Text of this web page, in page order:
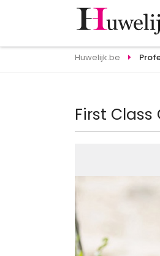
Huwelijk.be
First